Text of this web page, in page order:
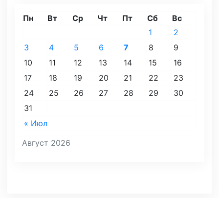
Август 2026
Пн Вт Ср Чт Пт Сб Вс
« Июл
1
2
3
4 5 6 7 8
9
10
11 12 13 14 15
16
17
18 19 20 21 22
23
24
25 26 27 28 29
30
31